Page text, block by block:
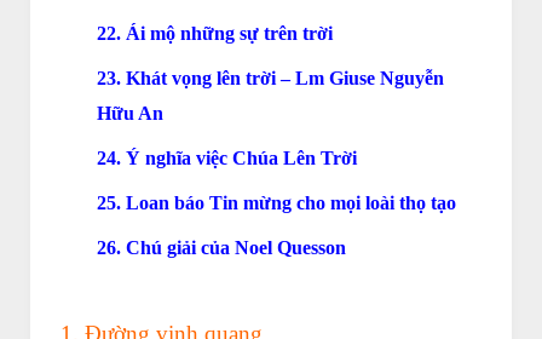
22. Ái mộ những sự trên trời
23. Khát vọng lên trời – Lm Giuse Nguyễn
Hữu An
24. Ý nghĩa việc Chúa Lên Trời
25. Loan báo Tin mừng cho mọi loài thọ tạo
26. Chú giải của Noel Quesson
1. Đường vinh quang